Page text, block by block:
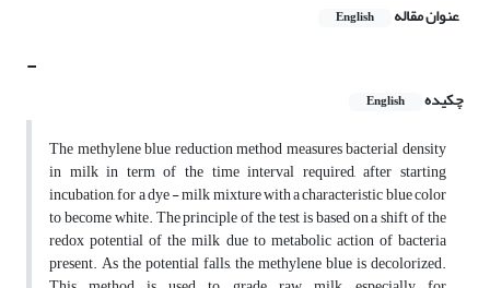
عنوان مقاله English
-
چکیده English
The methylene blue reduction method measures bacterial density
in milk in term of the time interval required, after starting
incubation, for a dye - milk mixture with a characteristic blue color
to become white. The principle of the test is based on a shift of the
redox potential of the milk due to metabolic action of bacteria
present. As the potential falls, the methylene blue is decolorized.